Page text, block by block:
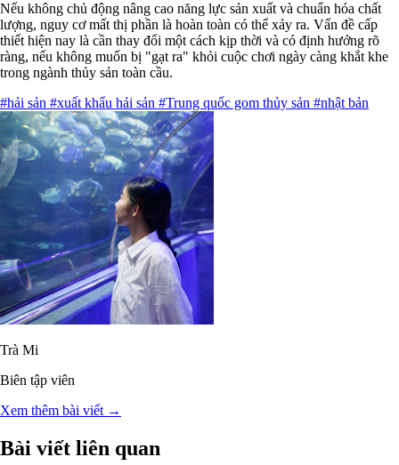
Nếu không chủ động nâng cao năng lực sản xuất và chuẩn hóa chất
lượng, nguy cơ mất thị phần là hoàn toàn có thể xảy ra. Vấn đề cấp
thiết hiện nay là cần thay đổi một cách kịp thời và có định hướng rõ
ràng, nếu không muốn bị "gạt ra" khỏi cuộc chơi ngày càng khắt khe
trong ngành thủy sản toàn cầu.
#hải sản #xuất khẩu hải sản #Trung quốc gom thủy sản #nhật bản
Trà Mi
Biên tập viên
Xem thêm bài viết →
Bài viết liên quan